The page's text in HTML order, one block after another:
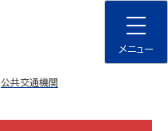
メニュー
公共交通機関